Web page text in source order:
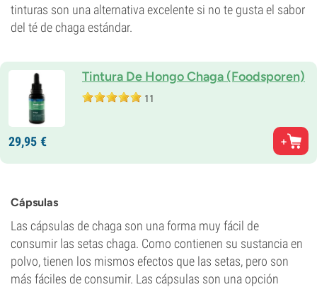
tinturas son una alternativa excelente si no te gusta el sabor
del té de chaga estándar.
Tintura De Hongo Chaga (Foodsporen)
11
29,95 €
Cápsulas
Las cápsulas de chaga son una forma muy fácil de
consumir las setas chaga. Como contienen su sustancia en
polvo, tienen los mismos efectos que las setas, pero son
más fáciles de consumir. Las cápsulas son una opción